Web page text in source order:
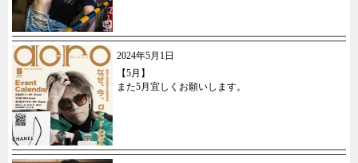
2024年5月1日
【5月】
また5月宜しくお願いします。